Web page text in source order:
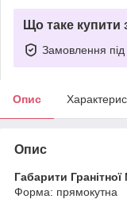
Що таке купити
Замовлення під
Опис
Опис
Габарити
Форма: прямокутна